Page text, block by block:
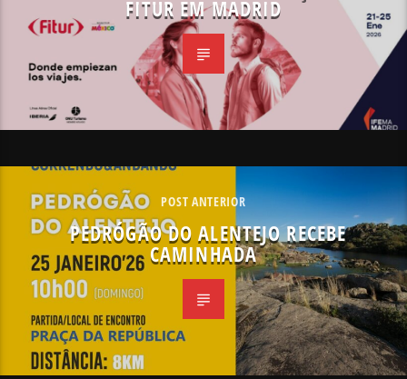
FITUR EM MADRID
POST ANTERIOR
PEDRÓGÃO DO ALENTEJO RECEBE
CAMINHADA